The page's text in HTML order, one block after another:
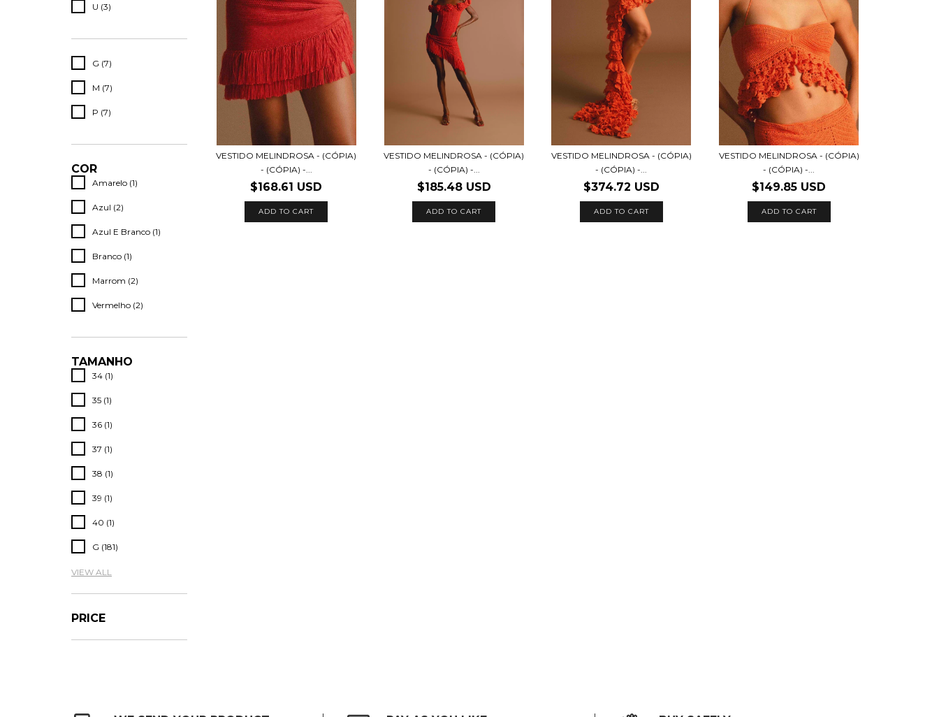
U (3)
G (7)
M (7)
P (7)
COR
Amarelo (1)
Azul (2)
Azul E Branco (1)
Branco (1)
Marrom (2)
Vermelho (2)
TAMANHO
34 (1)
35 (1)
36 (1)
37 (1)
38 (1)
39 (1)
40 (1)
G (181)
VIEW ALL
PRICE
VESTIDO MELINDROSA - (CÓPIA)
- (CÓPIA) -...
$168.61 USD
ADD TO CART
VESTIDO MELINDROSA - (CÓPIA)
- (CÓPIA) -...
$185.48 USD
ADD TO CART
VESTIDO MELINDROSA - (CÓPIA)
- (CÓPIA) -...
$374.72 USD
ADD TO CART
VESTIDO MELINDROSA - (CÓPIA)
- (CÓPIA) -...
$149.85 USD
ADD TO CART